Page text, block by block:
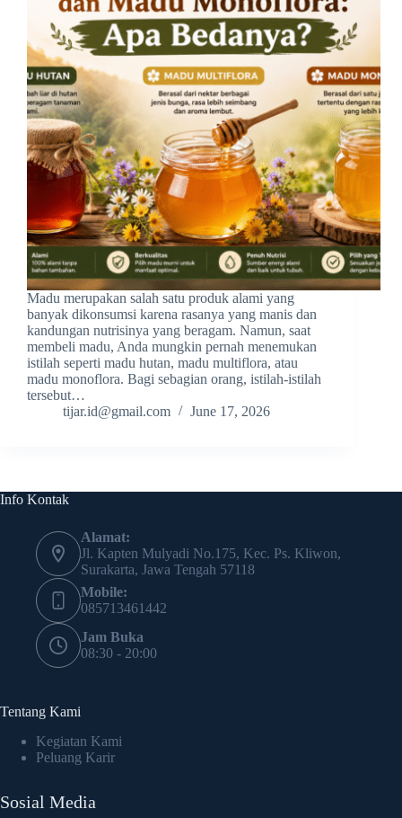
Madu merupakan salah satu produk alami yang
banyak dikonsumsi karena rasanya yang manis dan
kandungan nutrisinya yang beragam. Namun, saat
membeli madu, Anda mungkin pernah menemukan
istilah seperti madu hutan, madu multiflora, atau
madu monoflora. Bagi sebagian orang, istilah-istilah
tersebut…
tijar.id@gmail.com
June 17, 2026
Info Kontak
Alamat:
Jl. Kapten Mulyadi No.175, Kec. Ps. Kliwon,
Surakarta, Jawa Tengah 57118
Mobile:
085713461442
Jam Buka
08:30 - 20:00
Tentang Kami
Kegiatan Kami
Peluang Karir
Sosial Media